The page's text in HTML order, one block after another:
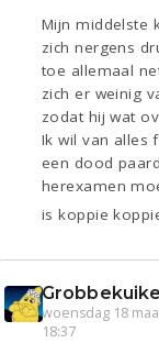
Mijn middelste
zich nergens
toe allemaal
zich er weinig
zodat hij wat
Ik wil van alles
een dood
herexamen
is koppie
woensdag 18
18:37